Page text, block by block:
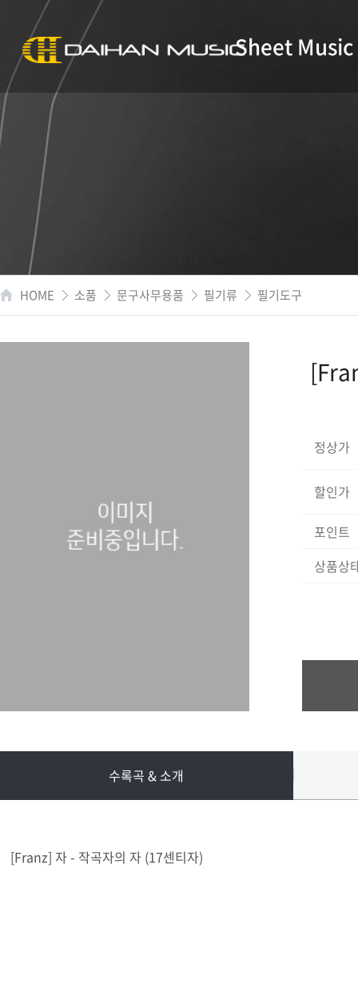
Sheet Music
HOME 소품 문구사무용품 필기류 필기도구
정상가
할인가
포인트
상품상
수록곡 & 소개
[Franz] 자 - 작곡자의 자 (17센티자)